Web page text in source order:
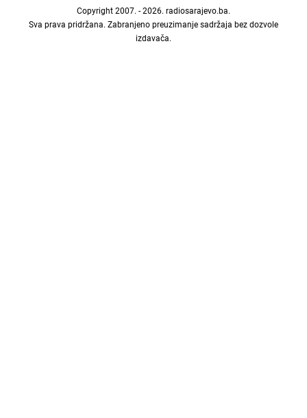
Copyright 2007. - 2026. radiosarajevo.ba.
Sva prava pridržana. Zabranjeno preuzimanje sadržaja bez dozvole
izdavača.